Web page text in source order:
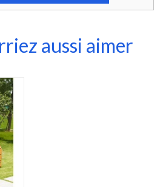
aussi aimer